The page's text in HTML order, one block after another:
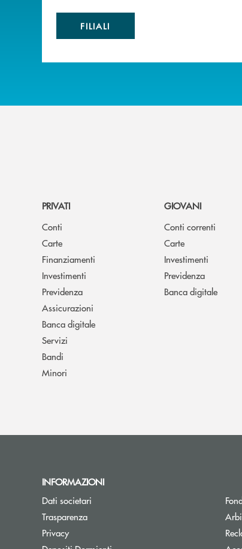
FILIALI
PRIVATI
Conti
Carte
Finanziamenti
Investimenti
Previdenza
Assicurazioni
Banca digitale
Servizi
Bandi
Minori
GIOVANI
Conti correnti
Carte
Investimenti
Previdenza
Banca digitale
INFORMAZIONI
Dati societari
Trasparenza
Privacy